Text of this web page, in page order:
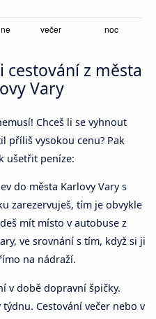
cestování z města
Vary
Chceš li se vyhnout
příliš vysokou cenu? Pak
ušetřit peníze:
do města Karlovy Vary s
zarezervuješ, tím je obvykle
mít místo v autobuse z
ve srovnání s tím, když si ji
na nádraží.
v době dopravní špičky.
Cestování večer nebo v